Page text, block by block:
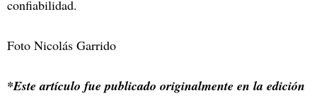
confiabilidad.
Foto Nicolás Garrido
*Este artículo fue publicado originalmente en la edición